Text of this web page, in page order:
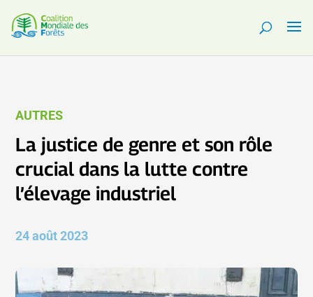
AUTRES
La justice de genre et son rôle
crucial dans la lutte contre
l’élevage industriel
24 août 2023